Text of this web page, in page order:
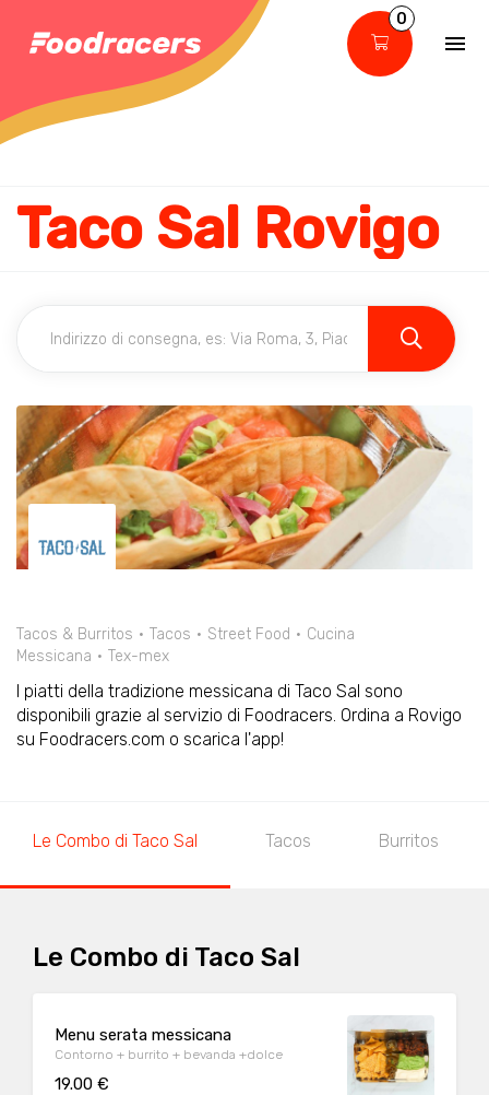
0
Taco Sal Rovigo
Tacos & Burritos Tacos Street Food
Cucina
Messicana
Tex-mex
I piatti della tradizione messicana di Taco Sal sono
disponibili grazie al servizio di Foodracers. Ordina a Rovigo
su Foodracers.com o scarica l'app!
Le Combo di Taco Sal Tacos Burritos
Le Combo di Taco Sal
Menu serata messicana
Contorno + burrito + bevanda +dolce
19.00 €